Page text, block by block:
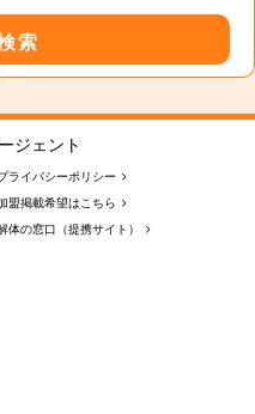
索
ジェント
ライバシーポリシー
盟掲載希望はこちら
体の窓口（提携サイト）